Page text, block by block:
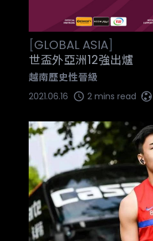
[GLOBAL ASIA]
世盃外亞洲12強出爐
越南歷史性晉級
2021.06.16 2 mins read